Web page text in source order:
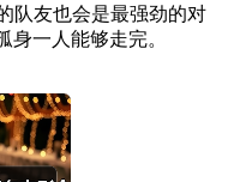
队友也会是最强劲的对
一人能够走完。